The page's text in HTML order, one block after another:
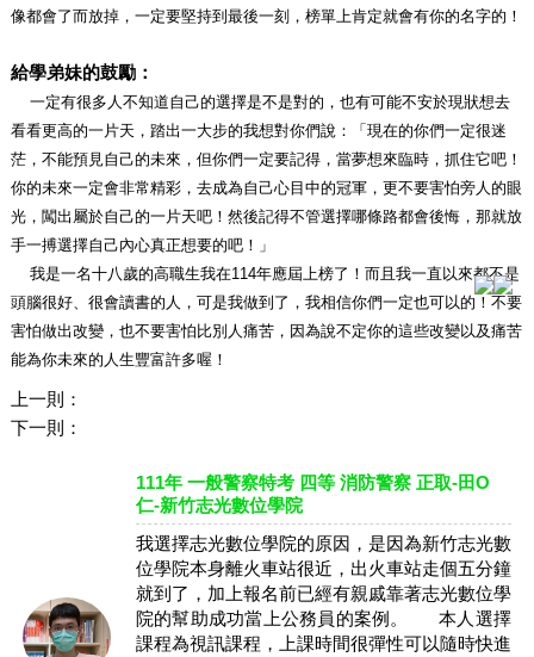
像都會了而放掉，一定要堅持到最後一刻，榜單上肯定就會有你的名字的！
給學弟妹的鼓勵：
一定有很多人不知道自己的選擇是不是對的，也有可能不安於現狀想去
看看更高的一片天，踏出一大步的我想對你們說：「現在的你們一定很迷
茫，不能預見自己的未來，但你們一定要記得，當夢想來臨時，抓住它吧！
你的未來一定會非常精彩，去成為自己心目中的冠軍，更不要害怕旁人的眼
光，闖出屬於自己的一片天吧！然後記得不管選擇哪條路都會後悔，那就放
手一搏選擇自己內心真正想要的吧！」
我是一名十八歲的高職生我在114年應屆上榜了！而且我一直以來都不是
頭腦很好、很會讀書的人，可是我做到了，我相信你們一定也可以的！不要
害怕做出改變，也不要害怕比別人痛苦，因為說不定你的這些改變以及痛苦
能為你未來的人生豐富許多喔！
上一則：
下一則：
111年 一般警察特考 四等 消防警察 正取-田O
仁-新竹志光數位學院
我選擇志光數位學院的原因，是因為新竹志光數
位學院本身離火車站很近，出火車站走個五分鐘
就到了，加上報名前已經有親戚靠著志光數位學
院的幫助成功當上公務員的案例。 本人選擇
課程為視訊課程，上課時間很彈性可以隨時快進